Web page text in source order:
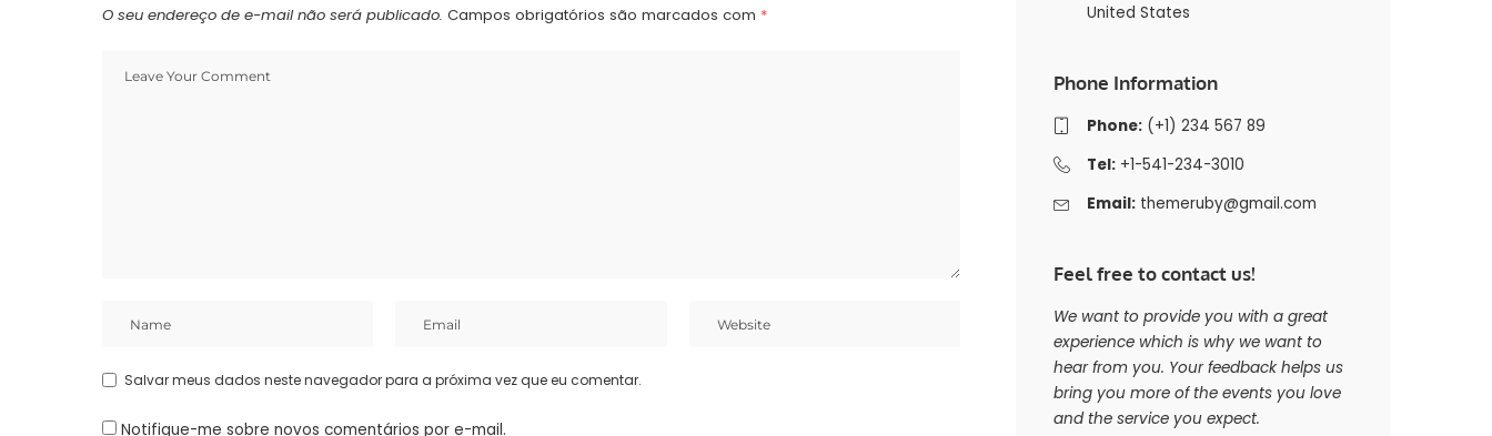
O seu endereço de e-mail não será publicado. Campos obrigatórios são marcados com *
Salvar meus dados neste navegador para a próxima vez que eu comentar.
Notifique-me sobre novos comentários por e-mail.
United States
Phone Information
Phone:(+1) 234 567 89
Tel:+1-541-234-3010
Email: themeruby@gmail.com
Feel free to contact us!
We want to provide you with a great
experience which is why we want to
hear from you. Your feedback helps us
bring you more of the events you love
and the service you expect.